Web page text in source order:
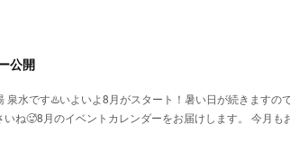
公開
泉水です♨️いよいよ8月がスタート！暑い日が続きますの
ね🥵8月のイベントカレンダーをお届けします。 今月